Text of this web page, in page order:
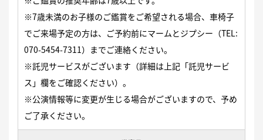
※7歳未満のお子様のご鑑賞をご希望される場合、車椅子
でご来場予定の方は、ご予約前にマームとジプシー（TEL:
070-5454-7311）までご連絡ください。
※託児サービスがございます（詳細は上記「託児サービ
ス」欄をご確認ください）。
※公演情報等に変更が生じる場合がございますので、予め
ご了承ください。